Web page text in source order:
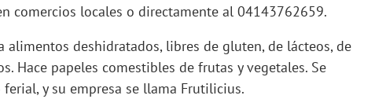
comercios locales o directamente al 04143762659.
alimentos deshidratados, libres de gluten, de lácteos, de
Hace papeles comestibles de frutas y vegetales. Se
y su empresa se llama Frutilicius.